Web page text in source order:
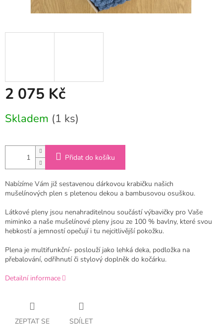
2 075 Kč
cena:
Skladem (1 ks)
Přidat do košíku
Nabízíme Vám již sestavenou dárkovou krabičku našich
mušelínových plen s pletenou dekou a bambusovou osuškou.
Látkové pleny jsou nenahraditelnou součástí výbavičky pro Vaše
miminko a naše mušelínové pleny jsou ze 100 % bavlny, které svou
hebkostí a jemností opečují i tu nejcitlivější pokožku.
Plena je multifunkční- poslouží jako lehká deka, podložka na
přebalování, odříhnutí či stylový doplněk do kočárku.
Detailní informace
ZEPTAT SE SDÍLET